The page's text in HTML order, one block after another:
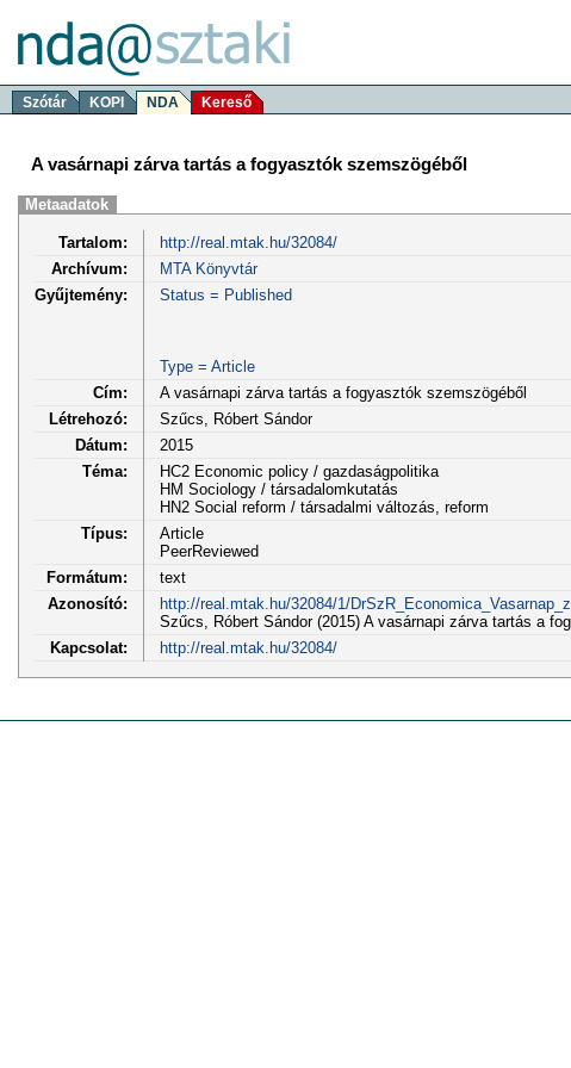
Szótár KOPI NDA Kereső
A vasárnapi zárva tartás a fogyasztók szemszögéből
Metaadatok
Tartalom:
http://real.mtak.hu/32084/
Archívum:
MTA Könyvtár
Gyűjtemény:
Status = Published
Type = Article
Cím:
A vasárnapi zárva tartás a fogyasztók szemszögéből
Létrehozó:
Szűcs, Róbert Sándor
Dátum:
2015
Téma:
HC2 Economic policy / gazdaságpolitika
HM Sociology / társadalomkutatás
HN2 Social reform / társadalmi változás, reform
Típus:
Article
PeerReviewed
Formátum:
text
Azonosító:
http://real.mtak.hu/32084/1/
Szűcs, Róbert Sándor (2015) A vasárnapi zárva tartás a
Kapcsolat:
http://real.mtak.hu/32084/